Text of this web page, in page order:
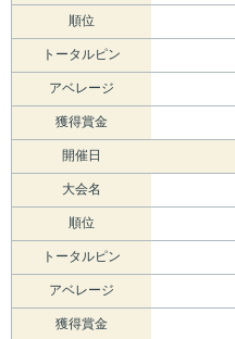
順位
トータルピン
アベレージ
獲得賞金
開催日
大会名
順位
トータルピン
アベレージ
獲得賞金